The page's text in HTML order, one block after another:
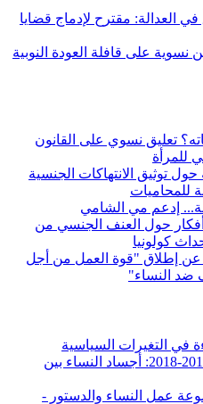
العدالة: مقترح لإدماج قضايا
نسوية على قافلة العودة النوبية
تعليق نسوي على القانون
للمرأة
توثيق الانتهاكات الجنسية
للمحاميات
إدعم مي الشامي
حول العنف الجنسي من
كولونيا
إطلاق "قوة العمل من أجل
ضد النساء"
في التغيرات السياسية
والاجتماعية في مصر بين 2011-2018: أجساد النساء بين
عمل النساء والدستور -